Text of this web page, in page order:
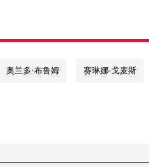
奥兰多·布鲁姆 赛琳娜·戈麦斯